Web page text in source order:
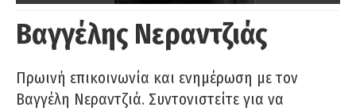
Βαγγέλης Νεραντζιάς
Πρωινή επικοινωνία και ενημέρωση με τον
Βαγγέλη Νεραντζιά. Συντονιστείτε για να